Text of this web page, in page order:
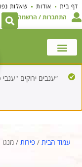
לתוכן
דף בית אודות שאלות
התחברות / הרשמה
“ענבים ירוקים
עמוד הבית /פירות / מנגו